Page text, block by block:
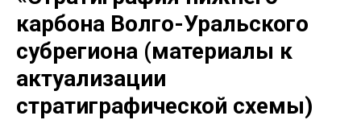
карбона Волго-Уральского
субрегиона (материалы к
актуализации
стратиграфической схемы)